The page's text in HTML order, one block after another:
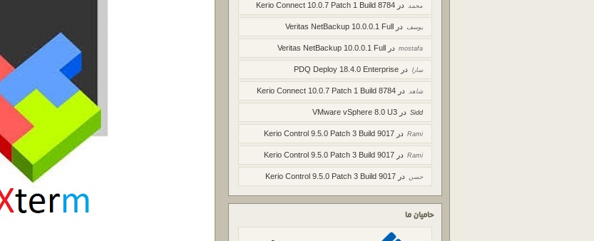
محمد در Kerio Connect 10.0.7 Patch 1 Build 8784
یوسف در Veritas NetBackup 10.0.0.1 Full
mostafa در Veritas NetBackup 10.0.0.1 Full
سارا در PDQ Deploy 18.4.0 Enterprise
شاهد در Kerio Connect 10.0.7 Patch 1 Build 8784
Sidd در VMware vSphere 8.0 U3
Rami در Kerio Control 9.5.0 Patch 3 Build 9017
Rami در Kerio Control 9.5.0 Patch 3 Build 9017
حسن در Kerio Control 9.5.0 Patch 3 Build 9017
حامیان ما